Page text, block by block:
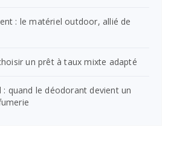
: le matériel outdoor, allié de
un prêt à taux mixte adapté
: quand le déodorant devient un